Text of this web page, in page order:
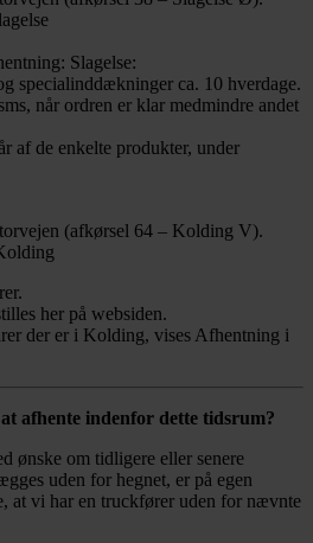
Slagelse:
specialinddækninger ca. 10 hverdage.
når ordren er klar medmindre andet
af de enkelte produkter, under
(afkørsel 64 – Kolding V).
her på websiden.
der er i Kolding, vises Afhentning i
afhente indenfor dette tidsrum?
ønske om tidligere eller senere
uden for hegnet, er på egen
at vi har en truckfører uden for nævnte